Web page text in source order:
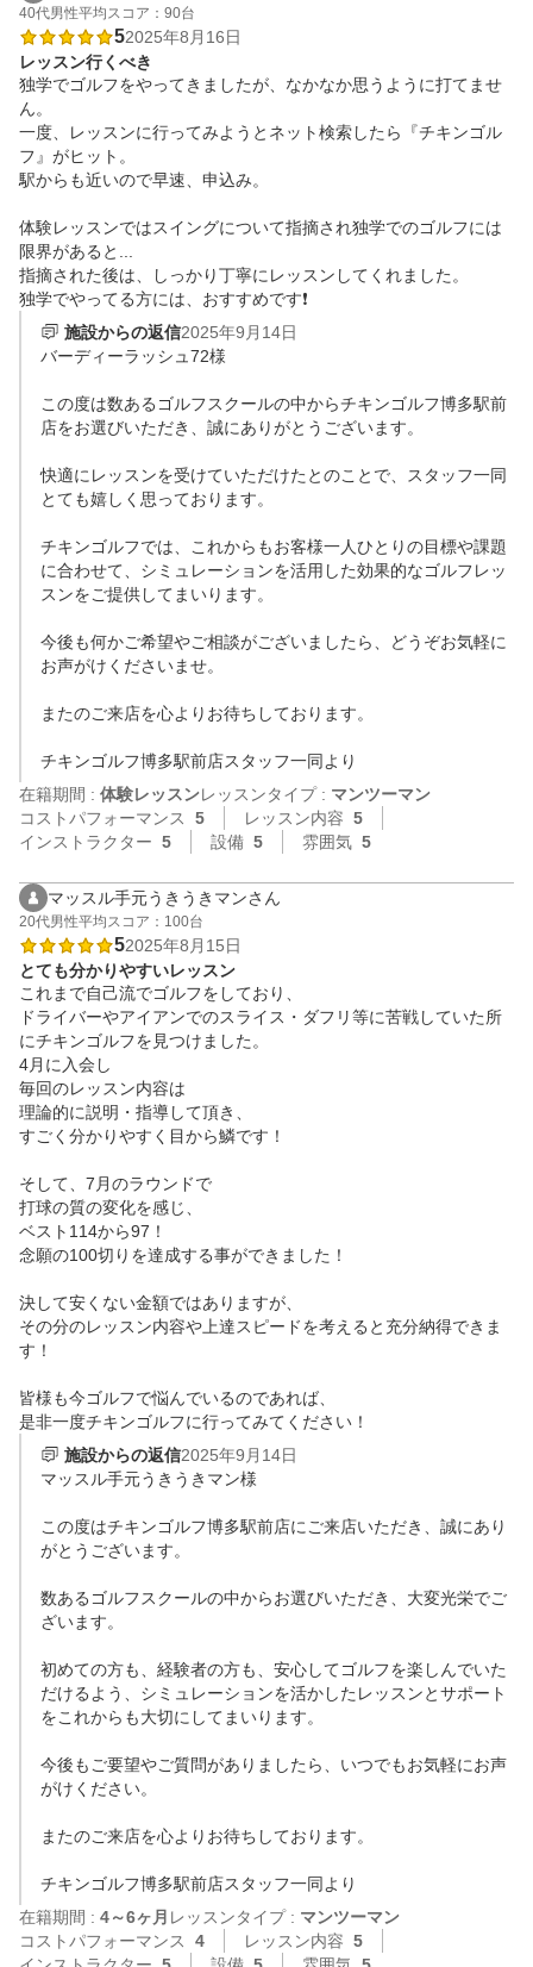
40代男性平均スコア：90台
52025年8月16日
レッスン行くべき
独学でゴルフをやってきましたが、なかなか思うように打てませ
ん。
一度、レッスンに行ってみようとネット検索したら『チキンゴル
フ』がヒット。
駅からも近いので早速、申込み。
体験レッスンではスイングについて指摘され独学でのゴルフには
限界があると...
指摘された後は、しっかり丁寧にレッスンしてくれました。
独学でやってる方には、おすすめです❗
施設からの返信2025年9月14日
バーディーラッシュ72様
この度は数あるゴルフスクールの中からチキンゴルフ博多駅前
店をお選びいただき、誠にありがとうございます。
快適にレッスンを受けていただけたとのことで、スタッフ一同
とても嬉しく思っております。
チキンゴルフでは、これからもお客様一人ひとりの目標や課題
に合わせて、シミュレーションを活用した効果的なゴルフレッ
スンをご提供してまいります。
今後も何かご希望やご相談がございましたら、どうぞお気軽に
お声がけくださいませ。
またのご来店を心よりお待ちしております。
チキンゴルフ博多駅前店スタッフ一同より
在籍期間 : 体験レッスンレッスンタイプ : マンツーマン
コストパフォーマンス
5 レッスン内容 5
インストラクター 5 設備 5 雰囲気 5
マッスル手元うきうきマンさん
20代男性平均スコア：100台
52025年8月15日
とても分かりやすいレッスン
これまで自己流でゴルフをしており、
ドライバーやアイアンでのスライス・ダフリ等に苦戦していた所
にチキンゴルフを見つけました。
4月に入会し
毎回のレッスン内容は
理論的に説明・指導して頂き、
すごく分かりやすく目から鱗です！
そして、7月のラウンドで
打球の質の変化を感じ、
ベスト114から97！
念願の100切りを達成する事ができました！
決して安くない金額ではありますが、
その分のレッスン内容や上達スピードを考えると充分納得できま
す！
皆様も今ゴルフで悩んでいるのであれば、
是非一度チキンゴルフに行ってみてください！
施設からの返信2025年9月14日
マッスル手元うきうきマン様
この度はチキンゴルフ博多駅前店にご来店いただき、誠にあり
がとうございます。
数あるゴルフスクールの中からお選びいただき、大変光栄でご
ざいます。
初めての方も、経験者の方も、安心してゴルフを楽しんでいた
だけるよう、シミュレーションを活かしたレッスンとサポート
をこれからも大切にしてまいります。
今後もご要望やご質問がありましたら、いつでもお気軽にお声
がけください。
またのご来店を心よりお待ちしております。
在籍期間 : 4～6ヶ月 レッスンタイプ : マンツーマン
コストパフォーマンス
4 レッスン内容 5